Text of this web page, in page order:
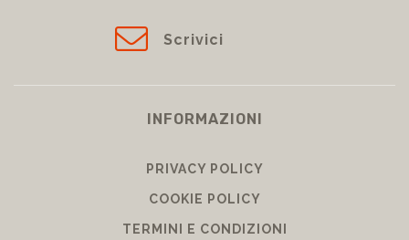
Scrivici
INFORMAZIONI
PRIVACY POLICY
COOKIE POLICY
TERMINI E CONDIZIONI